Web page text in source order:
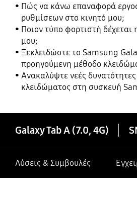
Πώς να κάνω επαναφορά
ρυθμίσεων στο κινητό μου;
Ποιον τύπο φορτιστή
μου;
Ξεκλειδώστε το Samsung
προηγούμενη μέθοδο
Ανακαλύψτε νεές
κλειδώματος στη συσκευή
Galaxy Tab A (7.0, 4G)
Λύσεις & Συμβουλές